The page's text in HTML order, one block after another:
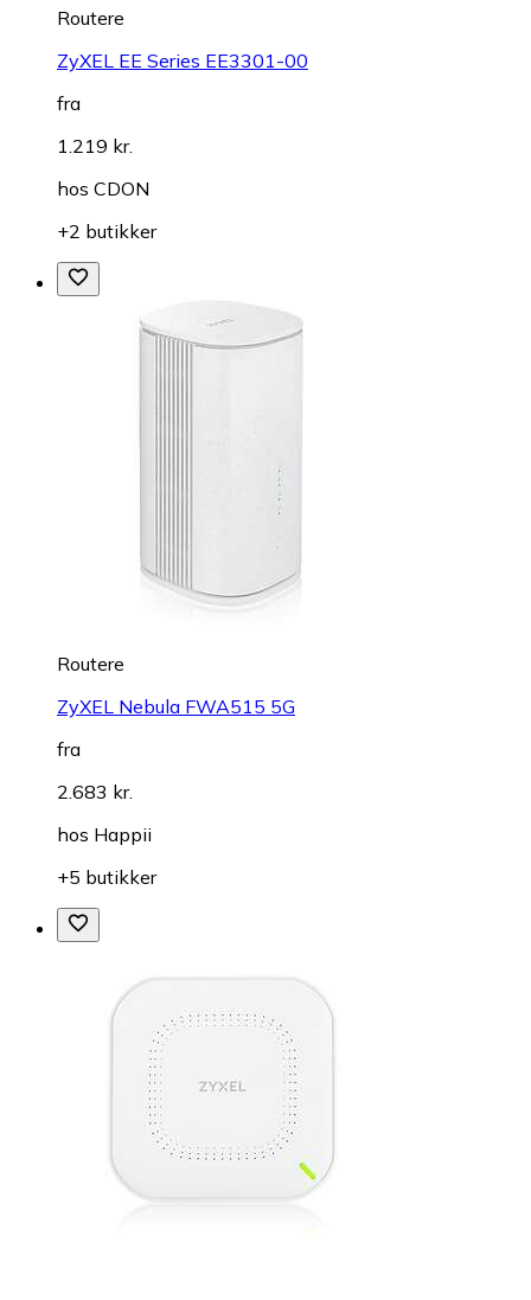
Routere
ZyXEL EE Series EE3301-00
fra
1.219 kr.
hos CDON
+2 butikker
Routere
ZyXEL Nebula FWA515 5G
fra
2.683 kr.
hos Happii
+5 butikker